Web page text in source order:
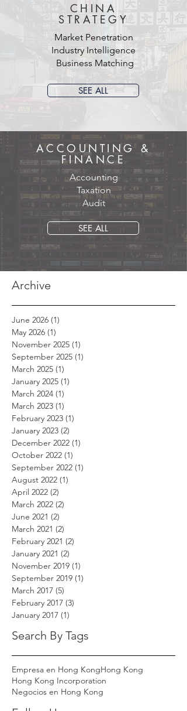
CHINA
STRATEGY
Market Penetration
Industry Intelligence
Business Matching
SEE ALL
ACCOUNTING &
FINANCE
Accounting
Taxation
Audit
SEE ALL
Archive
June 2026 (1)
May 2026 (1)
November 2025 (1)
September 2025 (1)
March 2025 (1)
January 2025 (1)
March 2024 (1)
March 2023 (1)
February 2023 (1)
January 2023 (2)
December 2022 (1)
October 2022 (1)
September 2022 (1)
August 2022 (1)
April 2022 (2)
March 2022 (2)
June 2021 (2)
March 2021 (2)
February 2021 (2)
January 2021 (2)
November 2019 (1)
September 2019 (1)
March 2017 (5)
February 2017 (3)
January 2017 (1)
Search By Tags
Empresa en Hong KongHong Kong
Hong Kong Incorporation
Negocios en Hong Kong